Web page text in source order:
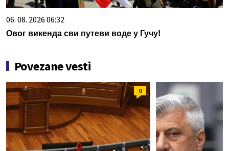
06. 08. 2026 06:32
Овог викенда сви путеви воде у Гучу!
Povezane vesti
0